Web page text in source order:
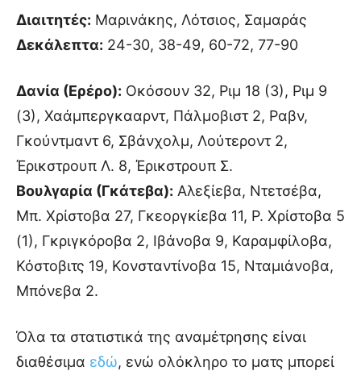
Διαιτητές: Μαρινάκης, Λότσιος, Σαμαράς
Δεκάλεπτα: 24-30, 38-49, 60-72, 77-90
Δανία (Ερέρο): Οκόσουν 32, Ριμ 18 (3), Ριμ 9
(3), Χαάμπεργκααρντ, Πάλμοβιστ 2, Ραβν,
Γκούντμαντ 6, Σβάνχολμ, Λούτεροντ 2,
Έρικστρουπ Λ. 8, Έρικστρουπ Σ.
Βουλγαρία (Γκάτεβα): Αλεξίεβα, Ντετσέβα,
Μπ. Χρίστοβα 27, Γκεοργκίεβα 11, Ρ. Χρίστοβα 5
(1), Γκριγκόροβα 2, Ιβάνοβα 9, Καραμφίλοβα,
Κόστοβιτς 19, Κονσταντίνοβα 15, Νταμιάνοβα,
Μπόνεβα 2.
Όλα τα στατιστικά της αναμέτρησης είναι
διαθέσιμα εδώ, ενώ ολόκληρο το ματς μπορεί